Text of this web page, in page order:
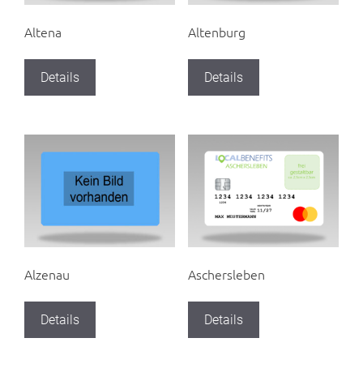
Altena
Details
Altenburg
Details
Alzenau
Details
Aschersleben
Details